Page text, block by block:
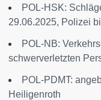
POL-HSK:
29.06.2025, Polizei
POL-NB:
schwerverletzten
POL-PDMT:
Heiligenroth